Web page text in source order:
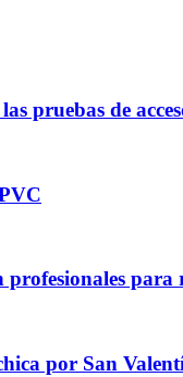
pruebas de
profesionales
por San